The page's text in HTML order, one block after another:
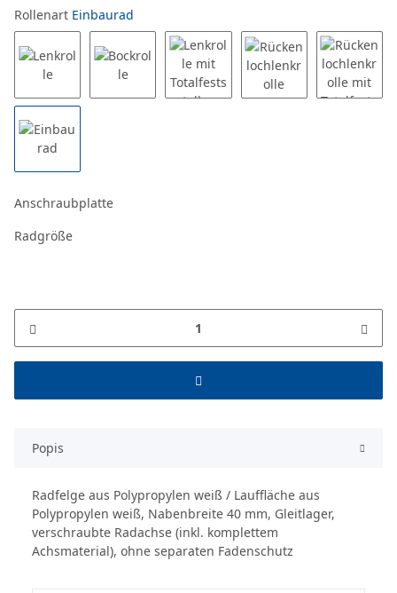
Rollenart Einbaurad
Anschraubplatte
Radgröße
Popis
Radfelge aus Polypropylen weiß / Lauffläche aus
Polypropylen weiß, Nabenbreite 40 mm, Gleitlager,
verschraubte Radachse (inkl. komplettem
Achsmaterial), ohne separaten Fadenschutz